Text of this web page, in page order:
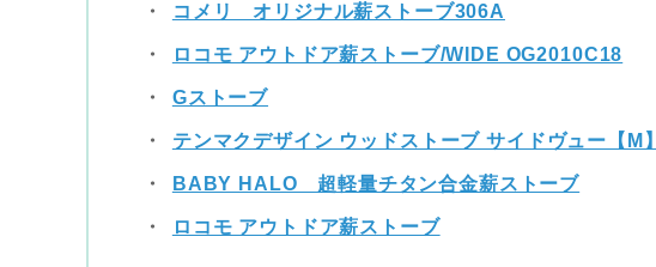
コメリ オリジナル薪ストーブ306A
ロコモ アウトドア薪ストーブ/WIDE OG2010C18
Gストーブ
テンマクデザイン ウッドストーブ サイドヴュー【M】
BABY HALO 超軽量チタン合金薪ストーブ
ロコモ アウトドア薪ストーブ